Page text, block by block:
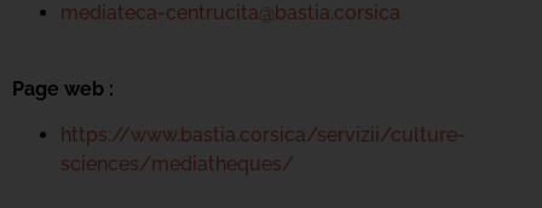
mediateca-centrucita@bastia.corsica
Page web :
https://www.bastia.corsica/servizii/culture-
sciences/mediatheques/